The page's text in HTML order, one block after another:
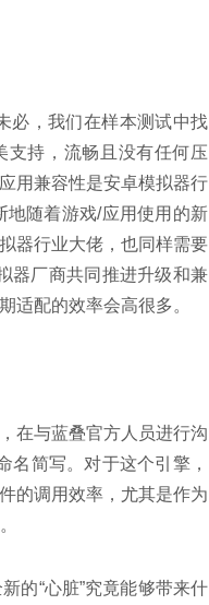
必，我们在样本测试中找
支持，流畅且没有任何压
用兼容性是安卓模拟器行
地随着游戏/应用使用的新
器行业大佬，也同样需要
器厂商共同推进升级和兼
适配的效率会高很多。
在与蓝叠官方人员进行沟
名简写。对于这个引擎，
的调用效率，尤其是作为
的“心脏”究竟能够带来什